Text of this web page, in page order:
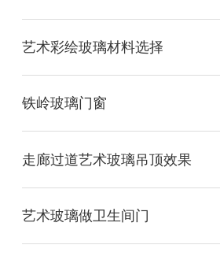
艺术彩绘玻璃材料选择
铁岭玻璃门窗
走廊过道艺术玻璃吊顶效果
艺术玻璃做卫生间门